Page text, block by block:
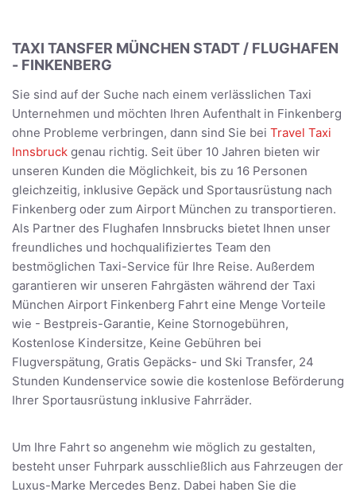
TAXI TANSFER MÜNCHEN STADT / FLUGHAFEN
- FINKENBERG
Sie sind auf der Suche nach einem verlässlichen Taxi
Unternehmen und möchten Ihren Aufenthalt in Finkenberg
ohne Probleme verbringen, dann sind Sie bei Travel Taxi
Innsbruck genau richtig. Seit über 10 Jahren bieten wir
unseren Kunden die Möglichkeit, bis zu 16 Personen
gleichzeitig, inklusive Gepäck und Sportausrüstung nach
Finkenberg oder zum Airport München zu transportieren.
Als Partner des Flughafen Innsbrucks bietet Ihnen unser
freundliches und hochqualifiziertes Team den
bestmöglichen Taxi-Service für Ihre Reise. Außerdem
garantieren wir unseren Fahrgästen während der Taxi
München Airport Finkenberg Fahrt eine Menge Vorteile
wie - Bestpreis-Garantie, Keine Stornogebühren,
Kostenlose Kindersitze, Keine Gebühren bei
Flugverspätung, Gratis Gepäcks- und Ski Transfer, 24
Stunden Kundenservice sowie die kostenlose Beförderung
Ihrer Sportausrüstung inklusive Fahrräder.
Um Ihre Fahrt so angenehm wie möglich zu gestalten,
besteht unser Fuhrpark ausschließlich aus Fahrzeugen der
Luxus-Marke Mercedes Benz. Dabei haben Sie die